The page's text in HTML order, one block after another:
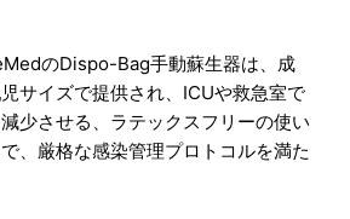
のDispo-Bag手動蘇生器は、成
サイズで提供され、ICUや救急室で
少させる、ラテックスフリーの使い
、厳格な感染管理プロトコルを満た